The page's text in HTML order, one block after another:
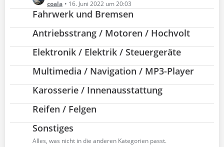
e
t
t
e
B
e
i
t
r
ä
g
e
coala 16. Juni 2022 um 20:03
Fahrwerk und Bremsen
Antriebsstrang / Motoren / Hochvolt
Elektronik / Elektrik / Steuergeräte
Multimedia / Navigation / MP3-Player
Karosserie / Innenausstattung
Reifen / Felgen
Sonstiges
Alles, was nicht in die anderen Kategorien passt.